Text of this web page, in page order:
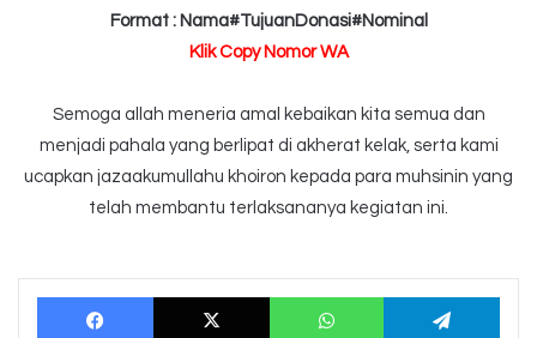
Format : Nama#TujuanDonasi#Nominal
Klik Copy Nomor WA
Semoga allah meneria amal kebaikan kita semua dan
menjadi pahala yang berlipat di akherat kelak, serta kami
ucapkan jazaakumullahu khoiron kepada para muhsinin yang
telah membantu terlaksananya kegiatan ini.
Facebook X WhatsApp